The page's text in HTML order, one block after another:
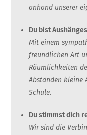
anhand unserer
Du bist
Mit einem
freundlichen Art
Räumlichkeiten
Abständen kleine
Schule.
Du stimmst dich
Wir sind die